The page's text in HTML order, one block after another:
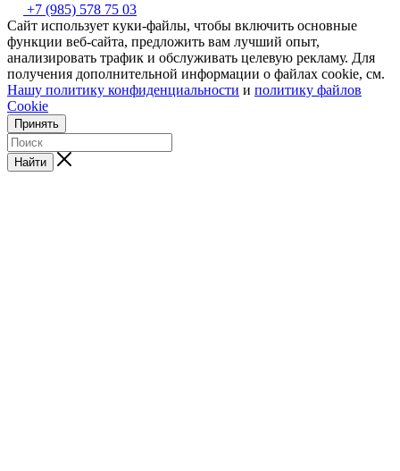
+7 (985) 578 75 03
Сайт использует куки-файлы, чтобы включить основные
функции веб-сайта, предложить вам лучший опыт,
анализировать трафик и обслуживать целевую рекламу. Для
получения дополнительной информации о файлах cookie, см.
Нашу политику конфиденциальности и политику файлов
Cookie
Принять
Найти